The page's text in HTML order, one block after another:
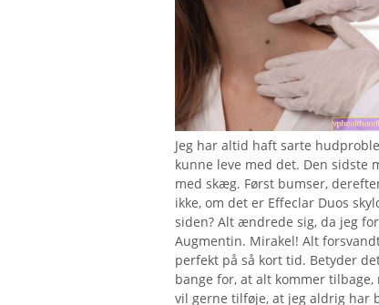
Jeg har altid haft sarte
kunne leve med det. Den sidste
med skæg. Først bumser,
ikke, om det er Effeclar Duos
siden? Alt ændrede sig, da jeg
Augmentin. Mirakel! Alt
perfekt på så kort tid. Betyder
bange for, at alt kommer
vil gerne tilføje, at jeg aldrig